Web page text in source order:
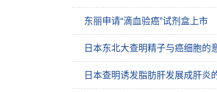
东丽申请“滴血验癌”试剂盒上市
日本东北大查明精子与癌细胞的
日本查明诱发脂肪肝发展成肝炎